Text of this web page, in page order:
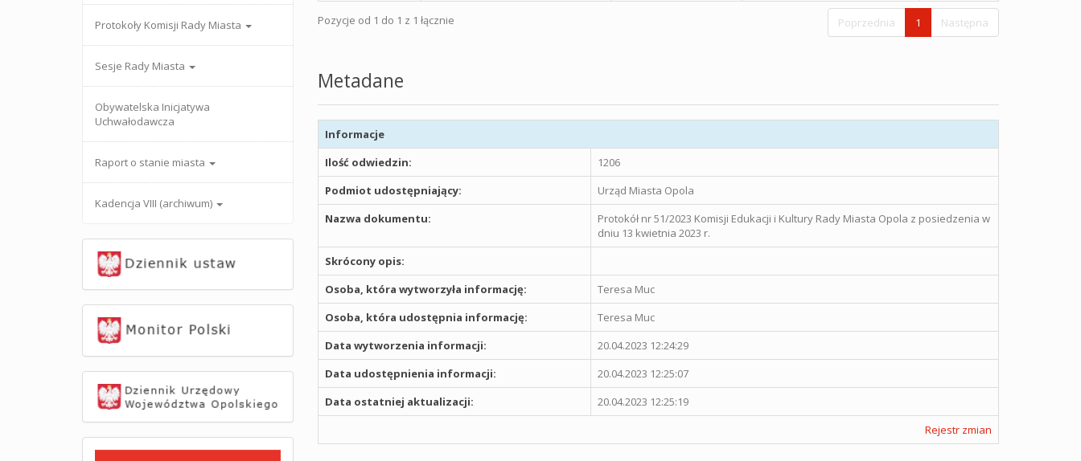
Protokoły Komisji Rady Miasta
Sesje Rady Miasta
Obywatelska Inicjatywa
Uchwałodawcza
Raport o stanie miasta
Kadencja VIII (archiwum)
Pozycje od 1 do 1 z 1 łącznie Poprzednia 1 Następna
Metadane
Informacje
Ilość odwiedzin:
1206
Podmiot udostępniający:
Urząd Miasta Opola
Nazwa dokumentu:
Protokół nr 51/2023 Komisji Edukacji i Kultury Rady Miasta Opola z posiedzenia w
dniu 13 kwietnia 2023 r.
Skrócony opis:
Osoba, która wytworzyła informację:
Teresa Muc
Osoba, która udostępnia informację:
Teresa Muc
Data wytworzenia informacji:
20.04.2023 12:24:29
Data udostępnienia informacji:
20.04.2023 12:25:07
Data ostatniej aktualizacji:
20.04.2023 12:25:19
Rejestr zmian